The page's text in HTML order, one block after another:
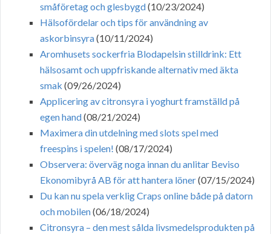
småföretag och glesbygd(10/23/2024)
Hälsofördelar och tips för användning av
askorbinsyra(10/11/2024)
Aromhusets sockerfria Blodapelsin stilldrink: Ett
hälsosamt och uppfriskande alternativ med äkta
smak (09/26/2024)
Applicering av citronsyra i yoghurt framställd på
egen hand(08/21/2024)
Maximera din utdelning med slots spel med
freespins i spelen! (08/17/2024)
Observera: överväg noga innan du anlitar Beviso
Ekonomibyrå AB för att hantera löner(07/15/2024)
Du kan nu spela verklig Craps online både på datorn
och mobilen(06/18/2024)
Citronsyra – den mest sålda livsmedelsprodukten på